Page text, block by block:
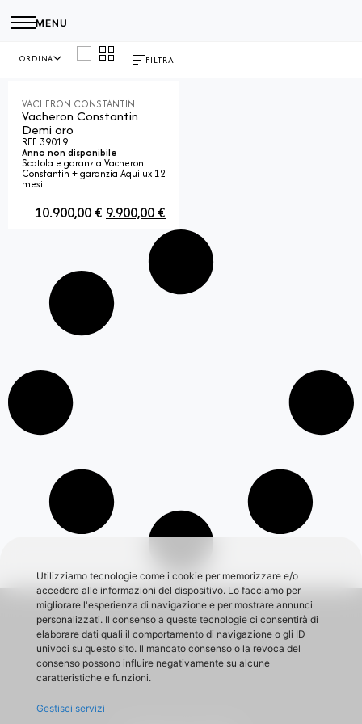
Utilizziamo tecnologie come i cookie per memorizzare e/o
accedere alle informazioni del dispositivo. Lo facciamo per
migliorare l'esperienza di navigazione e per mostrare annunci
personalizzati. Il consenso a queste tecnologie ci consentirà di
elaborare dati quali il comportamento di navigazione o gli ID
univoci su questo sito. Il mancato consenso o la revoca del
consenso possono influire negativamente su alcune
caratteristiche e funzioni.
Gestisci servizi
ORDINA FILTRA
VACHERON CONSTANTIN
Vacheron Constantin
Demi oro
REF. 39019
Anno non disponibile
Scatola e garanzia Vacheron
Constantin + garanzia Aquilux 12
mesi
10.900,00€ 9.900,00 €
MENU